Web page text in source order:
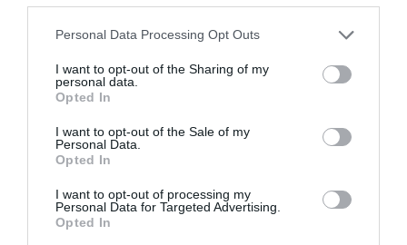
Personal Data Processing Opt Outs
I want to opt-out of the Sharing of my
personal data.
Opted In
I want to opt-out of the Sale of my
Personal Data.
Opted In
I want to opt-out of processing my
Personal Data for Targeted Advertising.
Opted In